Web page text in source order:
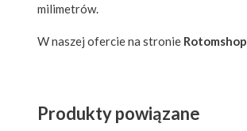
milimetrów.
W naszej ofercie na stronie Rotomshop
Produkty powiązane